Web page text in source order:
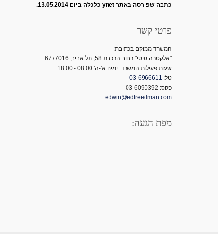
כתבה שפורסה באתר ynet כלכלה ביום 13.05.2014.
פרטי קשר
המשרד ממוקם בכתובת:
"אלקטרה סיטי" רחוב הרכבת 58, תל אביב, 6777016
שעות פעילות המשרד: ימים א'-ה' 08:00 - 18:00
טל: 03-6966611
פקס: 03-6090392
edwin@edfreedman.com
מפת הגעה: